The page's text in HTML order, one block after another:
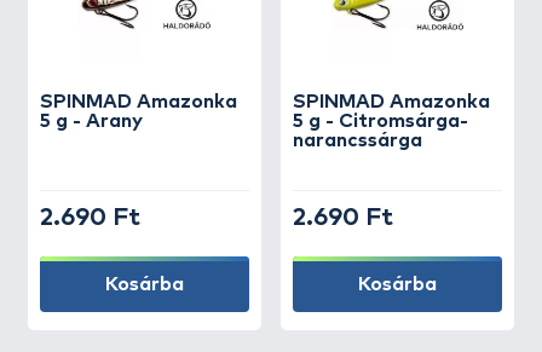
SPINMAD Amazonka
5 g - Arany
2.690 Ft
Kosárba
SPINMAD Amazonka
5 g - Citromsárga-
narancssárga
2.690 Ft
Kosárba